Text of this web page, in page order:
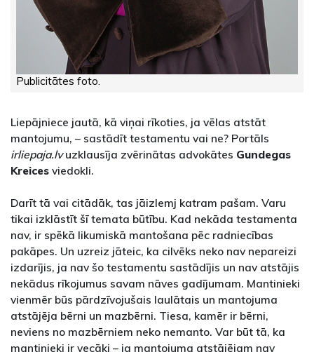
Publicitātes foto.
Liepājniece jautā, kā viņai rīkoties, ja vēlas atstāt
mantojumu, – sastādīt testamentu vai ne? Portāls
irliepaja.lvuzklausīja zvērinātas advokātes Gundegas
Kreices viedokli.
Darīt tā vai citādāk, tas jāizlemj katram pašam. Varu
tikai izklāstīt šī temata būtību. Kad nekāda testamenta
nav, ir spēkā likumiskā mantošana pēc radniecības
pakāpes. Un uzreiz jāteic, ka cilvēks neko nav nepareizi
izdarījis, ja nav šo testamentu sastādījis un nav atstājis
nekādus rīkojumus savam nāves gadījumam. Mantinieki
vienmēr būs pārdzīvojušais laulātais un mantojuma
atstājēja bērni un mazbērni. Tiesa, kamēr ir bērni,
neviens no mazbērniem neko nemanto. Var būt tā, ka
mantinieki ir vecāki – ja mantojuma atstājējam nav